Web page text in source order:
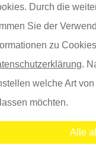
...
WEITERLESEN
Durch die
Sie der
zu
.
welche Art
möchten.
Alle